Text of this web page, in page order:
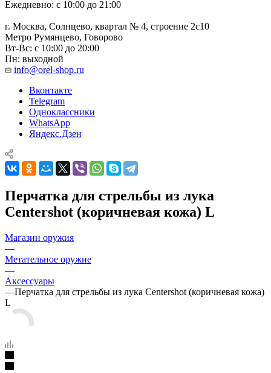
Ежедневно: с 10:00 до 21:00
г. Москва, Солнцево, квартал № 4, строение 2с10
Метро Румянцево, Говорово
Вт-Вс: с 10:00 до 20:00
Пн: выходной
info@orel-shop.ru
Вконтакте
Telegram
Одноклассники
WhatsApp
Яндекс.Дзен
Перчатка для стрельбы из лука
Centershot (коричневая кожа) L
Магазин оружия
—
Метательное оружие
—
Аксессуары
—Перчатка для стрельбы из лука Centershot (коричневая кожа)
L